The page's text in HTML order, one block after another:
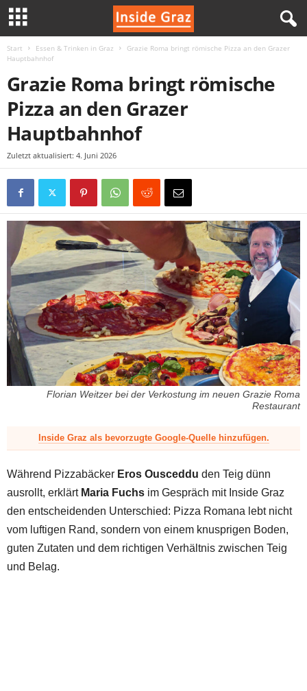
Start Essen & Trinken in Graz
Grazie Roma bringt römische Pizza an den Grazer
Hauptbahnhof
Grazie Roma bringt römische
Pizza an den Grazer
Hauptbahnhof
Zuletzt aktualisiert: 4. Juni 2026
Florian Weitzer bei der Verkostung im neuen Grazie Roma
Restaurant
Inside Graz als bevorzugte Google-Quelle hinzufügen.
Während Pizzabäcker Eros Ousceddu den Teig dünn
ausrollt, erklärt Maria Fuchs im Gespräch mit Inside Graz
den entscheidenden Unterschied: Pizza Romana lebt nicht
vom luftigen Rand, sondern von einem knusprigen Boden,
guten Zutaten und dem richtigen Verhältnis zwischen Teig
und Belag.